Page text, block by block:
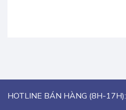
HOTLINE BÁN HÀNG (8H-17H):